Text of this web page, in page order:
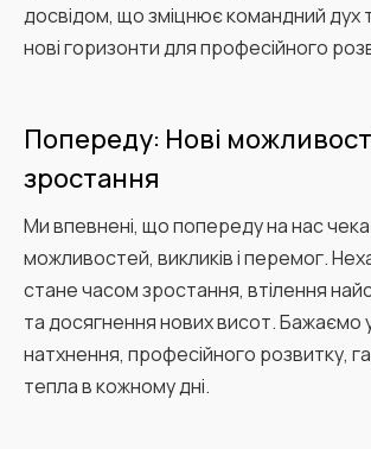
досвідом, що зміцнює командний дух
нові горизонти для професійного
Попереду: Нові
зростання
Ми впевнені, що попереду на нас
можливостей, викликів і перемог.
стане часом зростання, втілення
та досягнення нових висот. Бажаємо
натхнення, професійного розвитку,
тепла в кожному дні.